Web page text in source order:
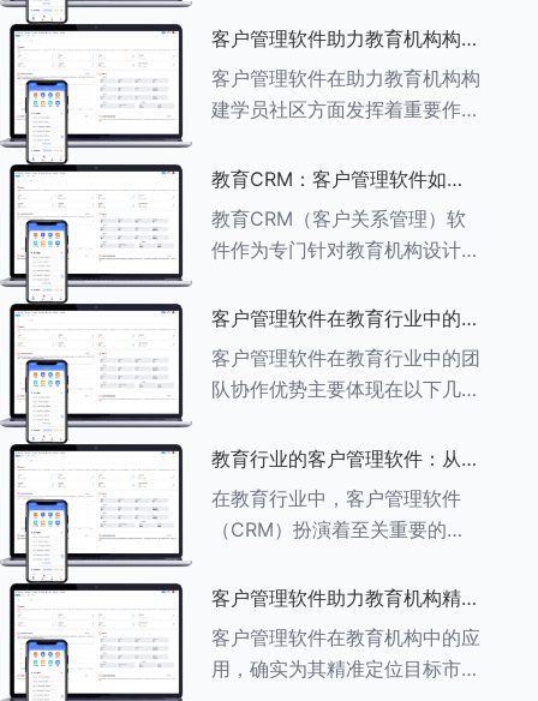
促进家校合作的关键。以下将详
细探讨如何通过教育行业的客户
管理软件来提升家长的参与度。
###
客户管理软件助力教育机构构建
学员社区
客户管理软件在助力教育机构构
建学员社区方面发挥着重要作
述其助力作用： ###一、学员
信息管理 客户管理软件具备强
大的学员信息管理功能，能够集
中存储
教育CRM：客户管理软件如何
增强教育品牌影响力
教育CRM（客户关系管理）软
件作为专门针对教育机构设计的
影响力方面发挥着重要作用。以
下详细分析教育CRM软件如何
助力提升教育品牌影响力：
###一、
客户管理软件在教育行业中的团
队协作优势
客户管理软件在教育行业中的团
队协作优势主要体现在以下几个
与共享 客户管理软件作为强大
的信息存储库，能够整合并记录
学生的基本信息（如姓名、年
龄、联
教育行业的客户管理软件：从招
生到毕业的全方位管理
在教育行业中，客户管理软件
（CRM）扮演着至关重要的角
全方位管理，提升教育机构的管
理效率和学员满意度。以下是一
些适合教育行业的CRM软件及
其功能特点：
客户管理软件助力教育机构精准
定位目标市场
客户管理软件在教育机构中的应
用，确实为其精准定位目标市场